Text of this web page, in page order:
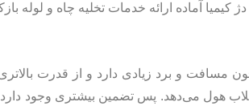
کیمیا آماده ارائه خدمات تخلیه چاه و لوله
مسافت و برد زیادی دارد و از قدرت
هول می‌دهد. پس تضمین بیشتری وجود